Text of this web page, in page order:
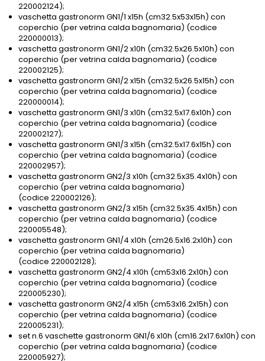
220002124);
vaschetta gastronorm GN1/1 x15h (cm32.5x53x15h) con
coperchio (per vetrina calda bagnomaria) (codice
220000013);
vaschetta gastronorm GN1/2 x10h (cm32.5x26.5x10h) con
coperchio (per vetrina calda bagnomaria) (codice
220002125);
vaschetta gastronorm GN1/2 x15h (cm32.5x26.5x15h) con
coperchio (per vetrina calda bagnomaria) (codice
220000014);
vaschetta gastronorm GN1/3 x10h (cm32.5x17.6x10h) con
coperchio (per vetrina calda bagnomaria) (codice
220002127);
vaschetta gastronorm GN1/3 x15h (cm32.5x17.6x15h) con
coperchio (per vetrina calda bagnomaria) (codice
220002957);
vaschetta gastronorm GN2/3 x10h (cm32.5x35.4x10h) con
coperchio (per vetrina calda bagnomaria)
(codice 220002126);
vaschetta gastronorm GN2/3 x15h (cm32.5x35.4x15h) con
coperchio (per vetrina calda bagnomaria) (codice
220005548);
vaschetta gastronorm GN1/4 x10h (cm26.5x16.2x10h) con
coperchio (per vetrina calda bagnomaria)
(codice 220002128);
vaschetta gastronorm GN2/4 x10h (cm53x16.2x10h) con
coperchio (per vetrina calda bagnomaria) (codice
220005230);
vaschetta gastronorm GN2/4 x15h (cm53x16.2x15h) con
coperchio (per vetrina calda bagnomaria) (codice
220005231);
set n.6 vaschette gastronorm GN1/6 x10h (cm16.2x17.6x10h) con
coperchio (per vetrina calda bagnomaria) (codice
220005927);